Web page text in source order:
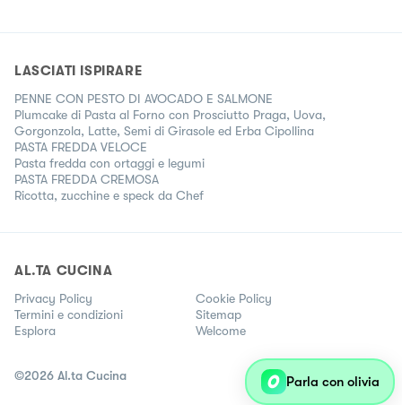
LASCIATI ISPIRARE
PENNE CON PESTO DI AVOCADO E SALMONE
Plumcake di Pasta al Forno con Prosciutto Praga, Uova,
Gorgonzola, Latte, Semi di Girasole ed Erba Cipollina
PASTA FREDDA VELOCE
Pasta fredda con ortaggi e legumi
PASTA FREDDA CREMOSA
Ricotta, zucchine e speck da Chef
AL.TA CUCINA
Privacy Policy
Cookie Policy
Termini e condizioni
Sitemap
Esplora
Welcome
©2026 Al.ta Cucina Parla con olivia